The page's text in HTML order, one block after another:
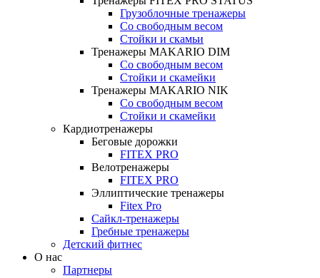
Грузоблочные тренажеры
Со свободным весом
Стойки и скамьи
Тренажеры MAKARIO DIM
Со свободным весом
Стойки и скамейки
Тренажеры MAKARIO NIK
Со свободным весом
Стойки и скамейки
Кардиотренажеры
Беговые дорожки
FITEX PRO
Велотренажеры
FITEX PRO
Эллиптические тренажеры
Fitex Pro
Сайкл-тренажеры
Гребные тренажеры
Детский фитнес
О нас
Партнеры